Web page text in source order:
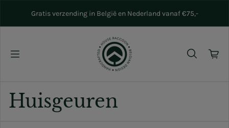
Gratis verzending in België en Nederland vanaf €75,-
Huisgeuren